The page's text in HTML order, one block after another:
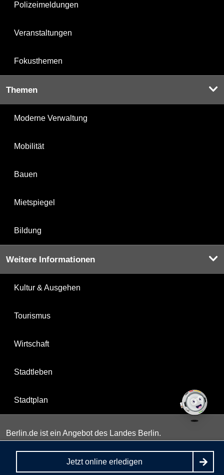
Jetzt online erledigen
Polizeimeldungen
Veranstaltungen
Fokusthemen
Themen
Moderne Verwaltung
Mobilität
Bauen
Mietspiegel
Bildung
Weitere Informationen
Kultur & Ausgehen
Tourismus
Wirtschaft
Stadtleben
Stadtplan
Berlin.de ist ein Angebot des Landes Berlin.